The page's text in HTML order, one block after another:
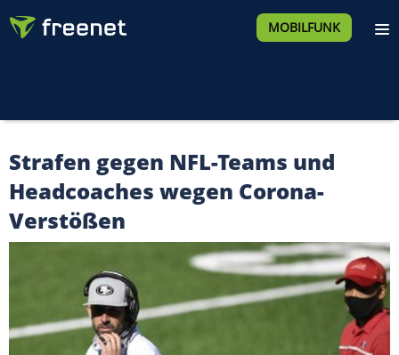
MOBILFUNK
Strafen gegen NFL-Teams und
Headcoaches wegen Corona-
Verstößen